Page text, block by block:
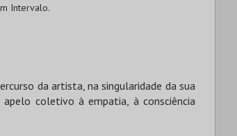
Intervalo.
da artista, na singularidade da sua
coletivo à empatia, à consciência